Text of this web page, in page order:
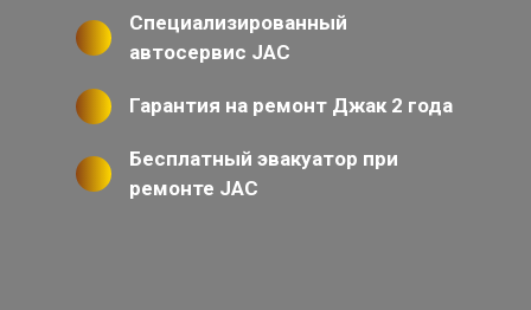
Специализированный
автосервис JAC
Гарантия на ремонт Джак 2 года
Бесплатный эвакуатор при
ремонте JAC